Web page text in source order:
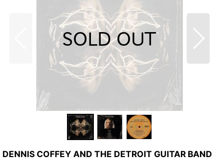
DENNIS COFFEY AND THE DETROIT GUITAR BAND